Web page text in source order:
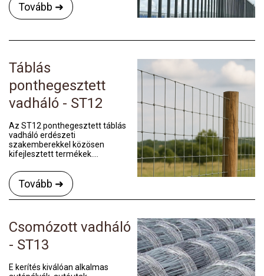
Tovább ➜
Táblás
ponthegesztett
vadháló - ST12
Az ST12 ponthegesztett táblás
vadháló erdészeti
szakemberekkel közösen
kifejlesztett termékek....
Tovább ➜
Csomózott vadháló
- ST13
E kerítés kiválóan alkalmas